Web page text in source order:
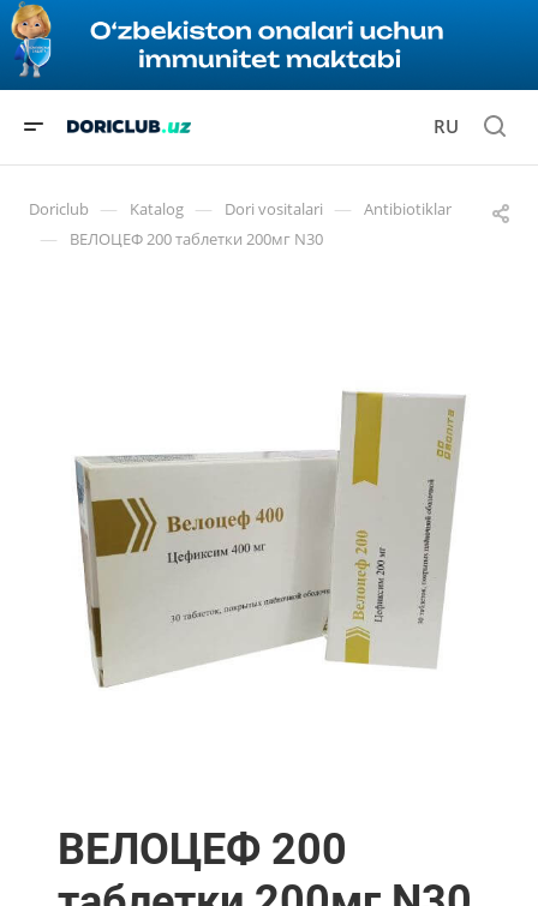
RU
Doriclub — Katalog — Dori vositalari — Antibiotiklar
— ВЕЛОЦЕФ 200 таблетки 200мг N30
ВЕЛОЦЕФ 200